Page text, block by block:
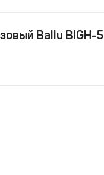
Ballu BIGH-5